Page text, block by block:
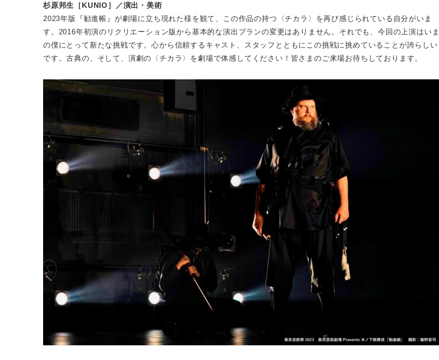
杉原邦生［KUNIO］／演出・美術
2023年版『勧進帳』が劇場に立ち現れた様を観て、この作品の持つ〈チカラ〉を再び感じられている自分がいま
す。2016年初演のリクリエーション版から基本的な演出プランの変更はありません。それでも、今回の上演はい
の僕にとって新たな挑戦です。心から信頼するキャスト、スタッフとともにこの挑戦に挑めていることが誇らしい
です。古典の、そして、演劇の〈チカラ〉を劇場で体感してください！皆さまのご来場お待ちしております。